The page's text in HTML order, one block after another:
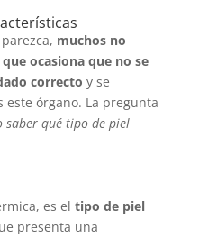
muchos no
ocasiona que no se
correcto y se
órgano. La pregunta
saber qué tipo de piel
es el tipo de piel
presenta una